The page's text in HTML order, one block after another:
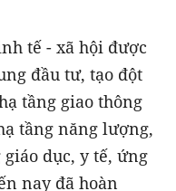
tế - xã hội được
đầu tư, tạo đột
tầng giao thông
tầng năng lượng,
dục, y tế, ứng
nay đã hoàn